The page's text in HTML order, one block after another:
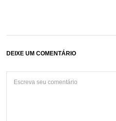
DEIXE UM COMENTÁRIO